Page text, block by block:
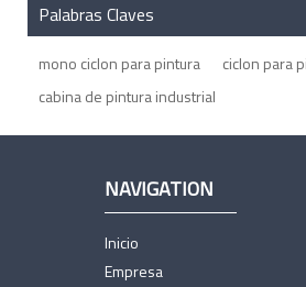
Palabras Claves
mono ciclon para pintura ciclon para
cabina de pintura industrial
NAVIGATION
Inicio
Empresa